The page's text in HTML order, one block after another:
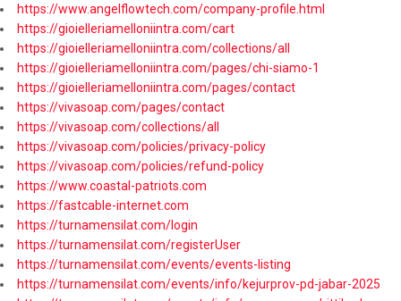
https://www.angelflowtech.com/company-profile.html
https://gioielleriamelloniintra.com/cart
https://gioielleriamelloniintra.com/collections/all
https://gioielleriamelloniintra.com/pages/chi-siamo-1
https://gioielleriamelloniintra.com/pages/contact
https://vivasoap.com/pages/contact
https://vivasoap.com/collections/all
https://vivasoap.com/policies/privacy-policy
https://vivasoap.com/policies/refund-policy
https://www.coastal-patriots.com
https://fastcable-internet.com
https://turnamensilat.com/login
https://turnamensilat.com/registerUser
https://turnamensilat.com/events/events-listing
https://turnamensilat.com/events/info/kejurprov-pd-jabar-2025